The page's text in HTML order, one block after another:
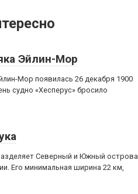
Эйлин-Мор
Мор появилась 26 декабря 1900
судно «Хесперус» бросило
Северный и Южный острова
Его минимальная ширина 22 км,